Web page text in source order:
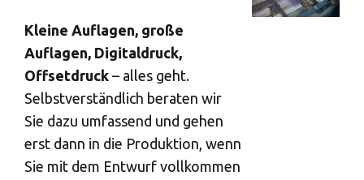
Kleine Auflagen, große
Auflagen, Digitaldruck,
Offsetdruck – alles geht.
Selbstverständlich beraten wir
Sie dazu umfassend und gehen
erst dann in die Produktion, wenn
Sie mit dem Entwurf vollkommen